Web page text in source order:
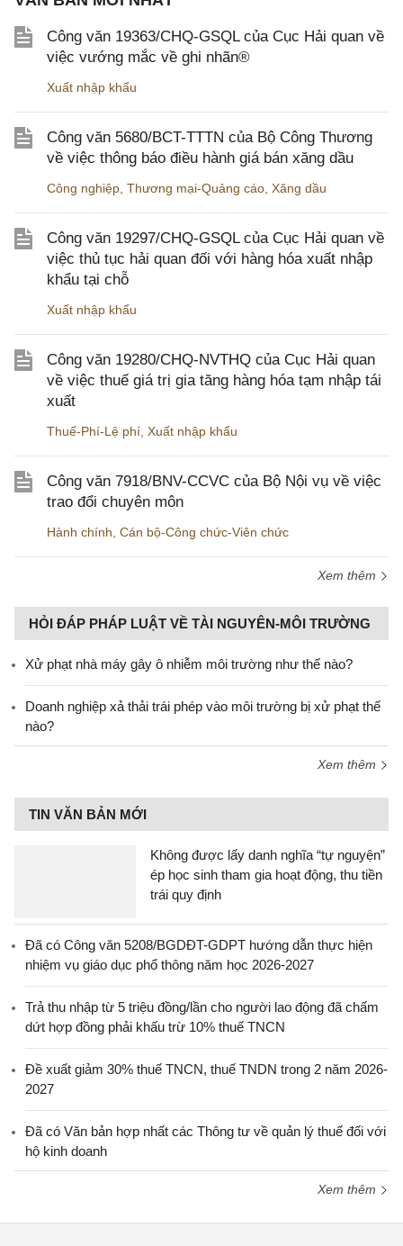
Công văn 19363/CHQ-GSQL của Cục Hải quan về
việc vướng mắc về ghi nhãn®
Xuất nhập khẩu
Công văn 5680/BCT-TTTN của Bộ Công Thương
về việc thông báo điều hành giá bán xăng dầu
Công nghiệp Thương mại-Quảng cáo Xăng dầu
Công văn 19297/CHQ-GSQL của Cục Hải quan về
việc thủ tục hải quan đối với hàng hóa xuất nhập
khẩu tại chỗ
Xuất nhập khẩu
Công văn 19280/CHQ-NVTHQ của Cục Hải quan
về việc thuế giá trị gia tăng hàng hóa tạm nhập tái
xuất
Thuế-Phí-Lệ phí Xuất nhập khẩu
Công văn 7918/BNV-CCVC của Bộ Nội vụ về việc
trao đổi chuyên môn
Hành chính Cán bộ-Công chức-Viên chức
Xem thêm
HỎI ĐÁP PHÁP LUẬT VỀ TÀI NGUYÊN-MÔI TRƯỜNG
Xử phạt nhà máy gây ô nhiễm môi trường như thế nào?
Doanh nghiệp xả thải trái phép vào môi trường bị xử phạt thế
nào?
Xem thêm
TIN VĂN BẢN MỚI
Không được lấy danh nghĩa “tự nguyện”
ép học sinh tham gia hoạt động, thu tiền
trái quy định
Đã có Công văn 5208/BGDĐT-GDPT hướng dẫn thực hiện
nhiệm vụ giáo dục phổ thông năm học 2026-2027
Trả thu nhập từ 5 triệu đồng/lần cho người lao động đã chấm
dứt hợp đồng phải khấu trừ 10% thuế TNCN
Đề xuất giảm 30% thuế TNCN, thuế TNDN trong 2 năm 2026-
2027
Đã có Văn bản hợp nhất các Thông tư về quản lý thuế đối với
hộ kinh doanh
Xem thêm